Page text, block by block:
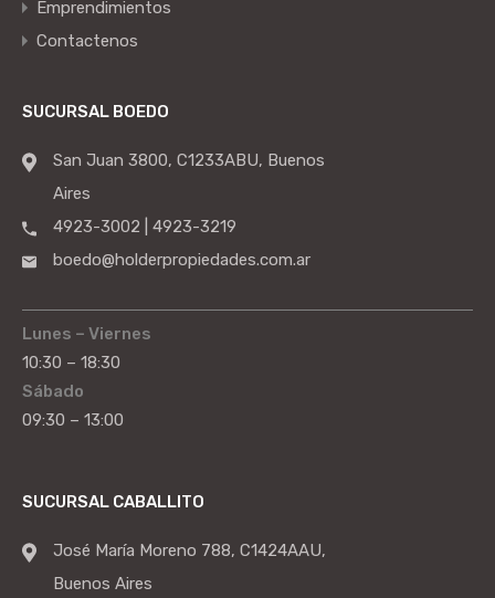
Emprendimientos
Contactenos
SUCURSAL BOEDO
San Juan 3800, C1233ABU, Buenos
Aires
4923-3002 | 4923-3219
boedo@holderpropiedades.com.ar
Lunes – Viernes
10:30 – 18:30
Sábado
09:30 – 13:00
SUCURSAL CABALLITO
José María Moreno 788, C1424AAU,
Buenos Aires